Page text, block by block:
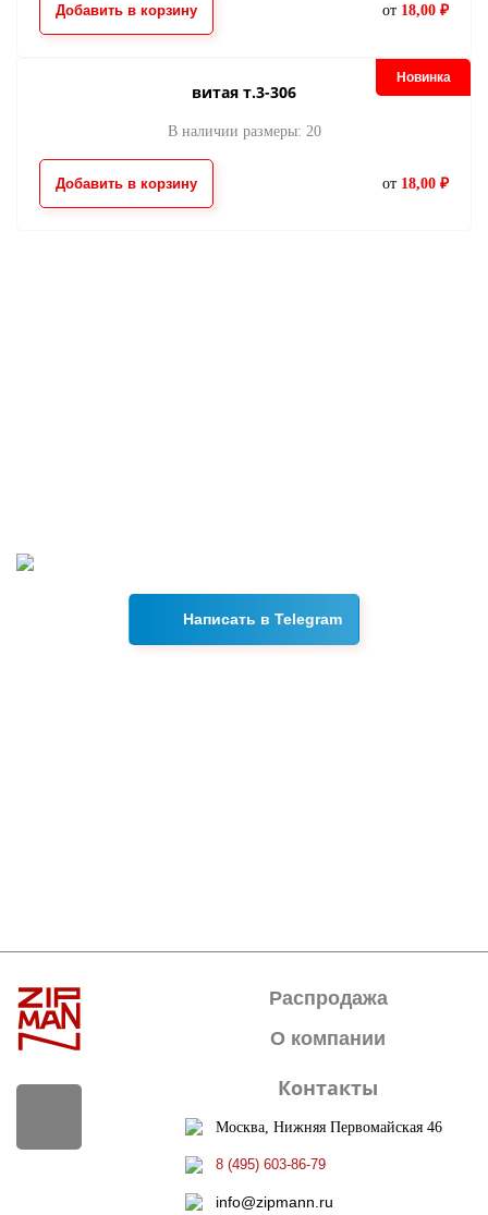
Добавить в корзину от 18,00 ₽
Новинка
витая т.3-306
В наличии размеры: 20
Добавить в корзину от 18,00 ₽
Написать в Telegram
Контакты
Москва, Нижняя Первомайская 46
8 (495) 603-86-79
info@zipmann.ru
Распродажа
О компании